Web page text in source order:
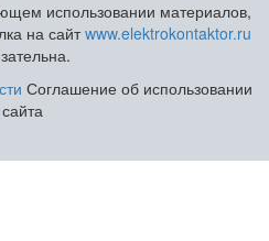
использовании материалов,
на сайтwww.elektrokontaktor.ru
Соглашение об использовании
сайта